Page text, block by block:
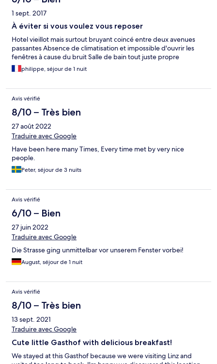
1 sept. 2017
À éviter si vous voulez vous reposer
Hotel vieillot mais surtout bruyant coincé entre deux avenues
passantes Absence de climatisation et impossible d'ouvrir les
fenêtres à cause du bruit Salle de bain tout juste propre
philippe, séjour de 1 nuit
Avis vérifié
8/10 – Très bien
27 août 2022
Traduire avec Google
Have been here many Times, Every time met by very nice
people.
Peter, séjour de 3 nuits
Avis vérifié
6/10 – Bien
27 juin 2022
Traduire avec Google
Die Strasse ging unmittelbar vor unserem Fenster vorbei!
August, séjour de 1 nuit
Avis vérifié
8/10 – Très bien
13 sept. 2021
Traduire avec Google
Cute little Gasthof with delicious breakfast!
We stayed at this Gasthof because we were visiting Linz and